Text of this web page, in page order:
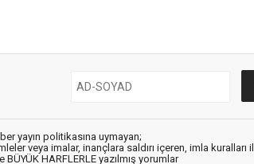
yayın politikasına uymayan;
veya imalar, inançlara saldırı içeren, imla kuralları
HARFLERLE yazılmış yorumlar